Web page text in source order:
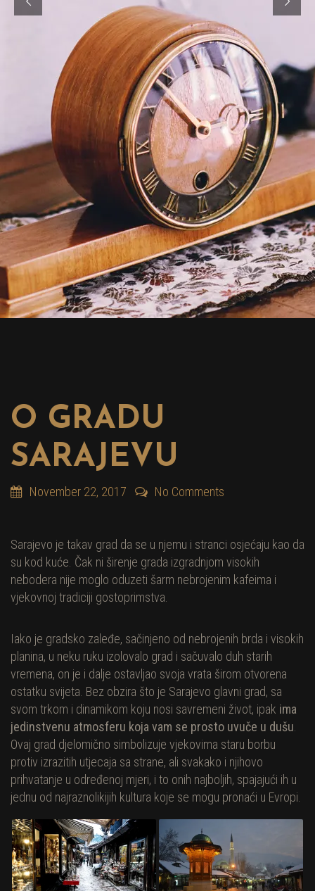
O GRADU
SARAJEVU
November 22, 2017 No Comments
Sarajevo je takav grad da se u njemu i stranci osjećaju kao da
su kod kuće. Čak ni širenje grada izgradnjom visokih
nebodera nije moglo oduzeti šarm nebrojenim kafeima i
vjekovnoj tradiciji gostoprimstva.
Iako je gradsko zaleđe, sačinjeno od nebrojenih brda i visokih
planina, u neku ruku izolovalo grad i sačuvalo duh starih
vremena, on je i dalje ostavljao svoja vrata širom otvorena
ostatku svijeta. Bez obzira što je Sarajevo glavni grad, sa
svom trkom i dinamikom koju nosi savremeni život, ipak ima
jedinstvenu atmosferu koja vam se prosto uvuče u dušu
Ovaj grad djelomično simbolizuje vjekovima staru borbu
protiv izrazitih utjecaja sa strane, ali svakako i njihovo
prihvatanje u određenoj mjeri, i to onih najboljih, spajajući ih u
jednu od najraznolikijih kultura koje se mogu pronaći u Evropi.